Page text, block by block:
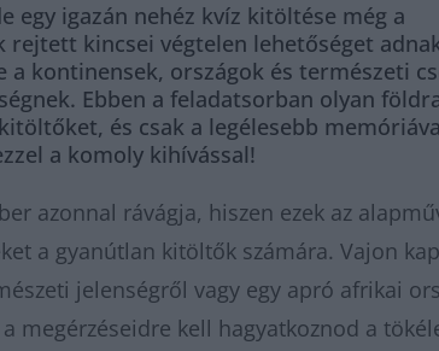
egy igazán nehéz kvíz kitöltése még a
kincsei végtelen lehetőséget
kontinensek, országok és természeti
Ebben a feladatsorban olyan
és csak a legélesebb
a komoly kihívással!
azonnal rávágja, hiszen ezek az
a gyanútlan kitöltők számára. Vajon
jelenségről vagy egy apró afrikai
megérzéseidre kell hagyatkoznod a